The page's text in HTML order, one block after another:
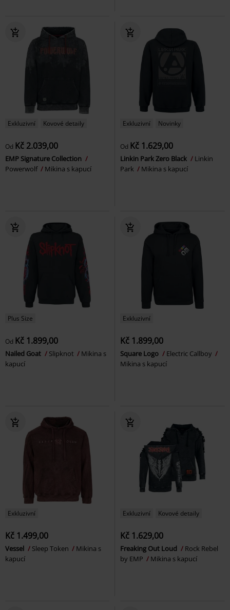
Exkluzivní Kovové detaily
Od Kč 2.039,00
EMP Signature Collection
Powerwolf
Mikina s kapucí
Exkluzivní Novinky
Od Kč 1.629,00
Linkin Park Zero Black
Linkin
Park
Mikina s kapucí
Plus Size
Od Kč 1.899,00
Nailed Goat Slipknot
Mikina s
kapucí
Exkluzivní
Kč 1.899,00
Square Logo
Electric Callboy
Mikina s kapucí
Exkluzivní
Kč 1.499,00
Vessel Sleep Token
Mikina s
kapucí
Exkluzivní Kovové detaily
Kč 1.629,00
Freaking Out Loud
Rock Rebel
by EMP
Mikina s kapucí